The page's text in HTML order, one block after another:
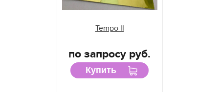
Tempo II
по запросу руб.
Купить